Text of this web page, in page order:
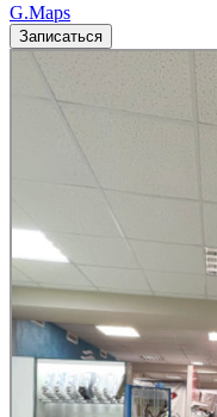
G.Maps
Записаться